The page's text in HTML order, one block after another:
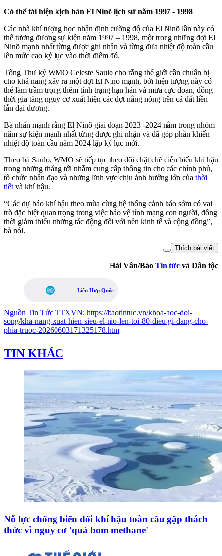
Có thể tái hiện kịch bản El Ninõ lịch sử năm 1997 - 1998
Các nhà khí tượng học nhận định cường độ của El Ninõ lần này có
thể tương đương sự kiện năm 1997 – 1998, một trong những đợt El
Ninõ mạnh nhất từng được ghi nhận và từng đưa nhiệt độ toàn cầu
lên mức cao kỷ lục vào thời điểm đó.
Tổng Thư ký WMO Celeste Saulo cho rằng thế giới cần chuẩn bị
cho khả năng xảy ra một đợt El Ninõ mạnh, bởi hiện tượng này có
thể làm trầm trọng thêm tình trạng hạn hán và mưa cực đoan, đồng
thời gia tăng nguy cơ xuất hiện các đợt nắng nóng trên cả đất liền
lẫn đại dương.
Bà nhấn mạnh rằng El Ninõ giai đoạn 2023 -2024 nằm trong nhóm
năm sự kiện mạnh nhất từng được ghi nhận và đã góp phần khiến
nhiệt độ toàn cầu năm 2024 lập kỷ lục mới.
Theo bà Saulo, WMO sẽ tiếp tục theo dõi chặt chẽ diễn biến khí hậu
trong những tháng tới nhằm cung cấp thông tin cho các chính phủ,
tổ chức nhân đạo và những lĩnh vực chịu ảnh hưởng lớn của thời
tiết và khí hậu.
“Các dự báo khí hậu theo mùa cùng hệ thống cảnh báo sớm có vai
trò đặc biệt quan trọng trong việc bảo vệ tính mạng con người, đồng
thời giảm thiểu những tác động đối với nền kinh tế và cộng đồng”,
bà nói.
Thích bài viết
Hải Vân/Báo Tin tức và Dân tộc
Liên Hợp Quốc
Nguồn Tin Tức TTXVN: https://baotintuc.vn/khoa-hoc-doi-
song/kha-nang-xuat-hien-sieu-el-nio-len-toi-80-dieu-gi-dang-cho-
phia-truoc-20260603171325178.htm
TIN KHÁC
Nỗ lực chống biến đổi khí hậu toàn cầu gặp thách
thức vì nguy cơ 'quả bom methane'